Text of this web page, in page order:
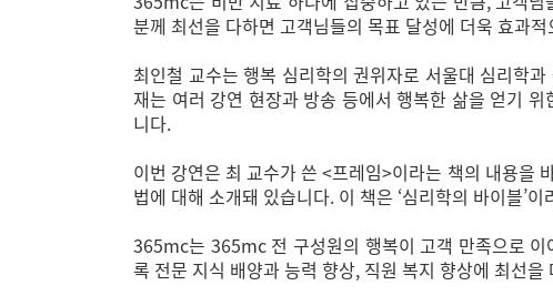
분께 최선을 다하면 고객님들의 목표 달성에 더욱 효과
최인철 교수는 행복 심리학의 권위자로 서울대 심리학
재는 여러 강연 현장과 방송 등에서 행복한 삶을 얻기
니다.
이번 강연은 최 교수가 쓴 <프레임>이라는 책의 내용을
법에 대해 소개돼 있습니다. 이 책은 ‘심리학의 바이블’
365mc는 365mc 전 구성원의 행복이 고객 만족으로
록 전문 지식 배양과 능력 향상, 직원 복지 향상에 최선